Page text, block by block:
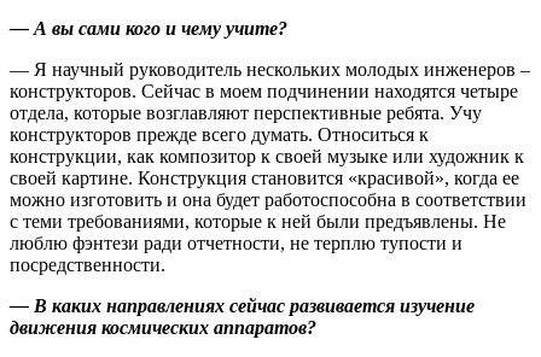
— А вы сами кого и чему учите?
— Я научный руководитель нескольких молодых инженеров –
конструкторов. Сейчас в моем подчинении находятся четыре
отдела, которые возглавляют перспективные ребята. Учу
конструкторов прежде всего думать. Относиться к
конструкции, как композитор к своей музыке или художник к
своей картине. Конструкция становится «красивой», когда ее
можно изготовить и она будет работоспособна в соответствии
с теми требованиями, которые к ней были предъявлены. Не
люблю фэнтези ради отчетности, не терплю тупости и
посредственности.
— В каких направлениях сейчас развивается изучение
движения космических аппаратов?